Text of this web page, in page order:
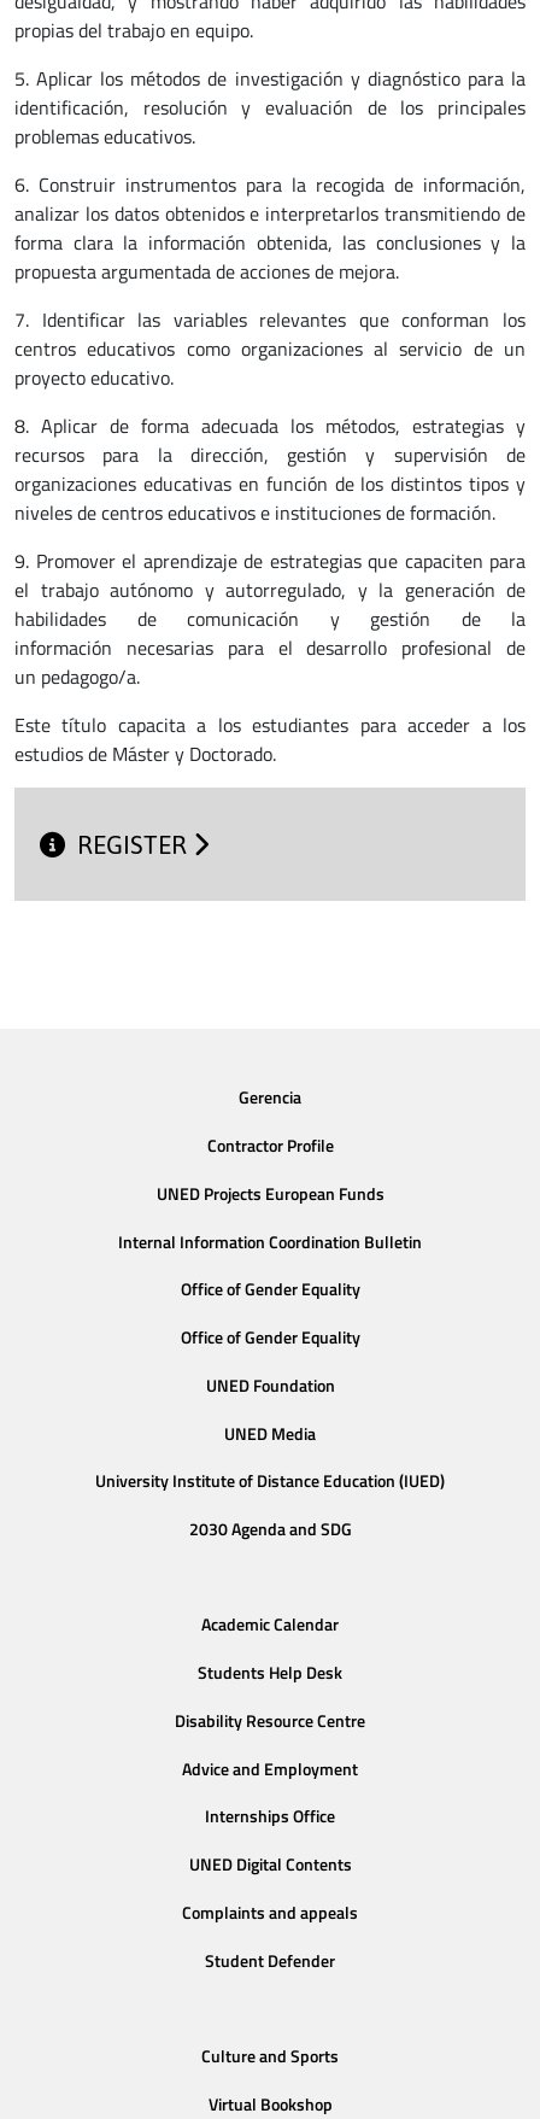
propias del trabajo en equipo.
5. Aplicar los métodos de investigación y diagnóstico para la
identificación, resolución y evaluación de los principales
problemas educativos.
6. Construir instrumentos para la recogida de información,
analizar los datos obtenidos e interpretarlos transmitiendo de
forma clara la información obtenida, las conclusiones y la
propuesta argumentada de acciones de mejora.
7. Identificar las variables relevantes que conforman los
centros educativos como organizaciones al servicio de un
proyecto educativo.
8. Aplicar de forma adecuada los métodos, estrategias y
recursos para la dirección, gestión y supervisión de
organizaciones educativas en función de los distintos tipos y
niveles de centros educativos e instituciones de formación.
9. Promover el aprendizaje de estrategias que capaciten para
el trabajo autónomo y autorregulado, y la generación de
habilidades de comunicación y gestión de la
información necesarias para el desarrollo profesional de
un pedagogo/a.
Este título capacita a los estudiantes para acceder a los
estudios de Máster y Doctorado.
REGISTER
Gerencia
Contractor Profile
UNED Projects European Funds
Internal Information Coordination Bulletin
Office of Gender Equality
Office of Gender Equality
UNED Foundation
UNED Media
University Institute of Distance Education (IUED)
2030 Agenda and SDG
Academic Calendar
Students Help Desk
Disability Resource Centre
Advice and Employment
Internships Office
UNED Digital Contents
Complaints and appeals
Student Defender
Culture and Sports
Virtual Bookshop